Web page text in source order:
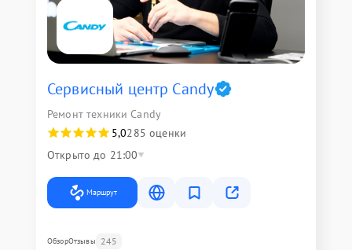
Сервисный центр Candy
Ремонт техники Candy
5,0285 оценки
Открыто до 21:00
Маршрут
ОбзорОтзывы 245